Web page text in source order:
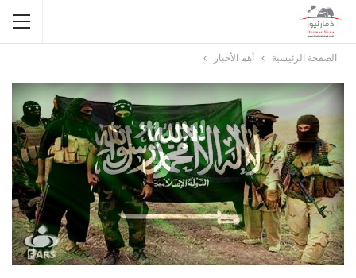
الصفحة الرئيسية أهم الأخبار